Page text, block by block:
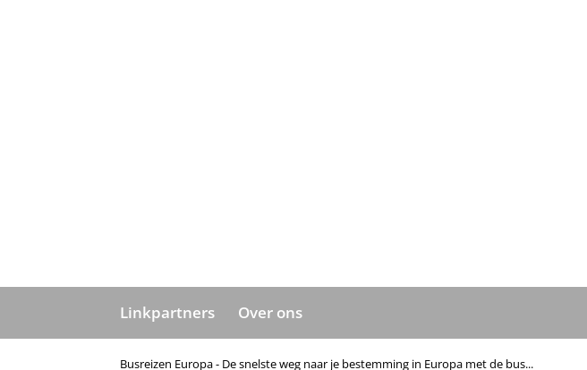
Linkpartners Over ons
Busreizen Europa - De snelste weg naar je bestemming in Europa met de bus...